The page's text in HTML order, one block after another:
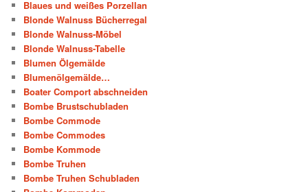
Blaues und weißes Porzellan
Blonde Walnuss Bücherregal
Blonde Walnuss-Möbel
Blonde Walnuss-Tabelle
Blumen Ölgemälde
Blumenölgemälde…
Boater Comport abschneiden
Bombe Brustschubladen
Bombe Commode
Bombe Commodes
Bombe Kommode
Bombe Truhen
Bombe Truhen Schubladen